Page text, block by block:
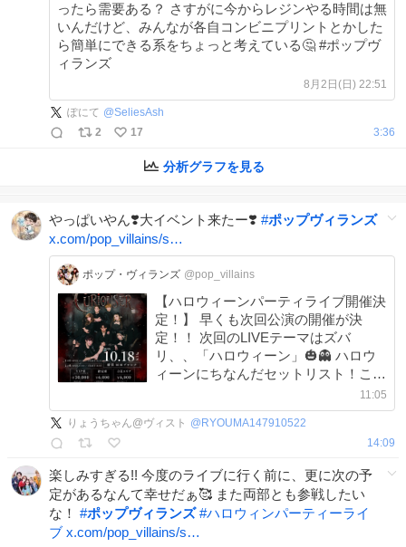
ったら需要ある？ さすがに今からレジンやる時間は無
いんだけど、みんなが各自コンビニプリントとかした
ら簡単にできる系をちょっと考えている🤔 #ポップヴ
ィランズ
8月2日(日) 22:51
ぽにて @SeliesAsh
2
17 3:36
分析グラフを見る
やっぱいやん❣️大イベント来たー❣️ #ポップヴィランズ
x.com/pop_villains/s…
ポップ・ヴィランズ @pop_villains
【ハロウィーンパーティライブ開催決
定！】 早くも次回公演の開催が決
定！！ 次回のLIVEテーマはズバ
リ、、「ハロウィーン」🎃👻 ハロウ
ィーンにちなんだセットリスト！この
は9月初旬より販売開始予定！！
11:05
りょうちゃん@ヴィスト @ RYOUMA147910522
14:09
楽しみすぎる!! 今度のライブに行く前に、更に次の予
定があるなんて幸せだぁ🥰️ また両部とも参戦したい
な！ #ポップヴィランズ #ハロウィンパーティーライ
ブ x.com/pop_villains/s…